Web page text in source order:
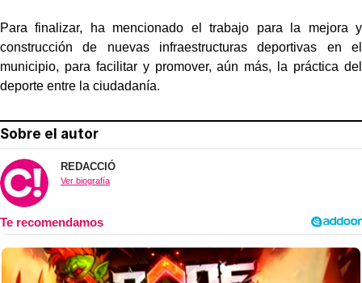
Para finalizar, ha mencionado el trabajo para la mejora y
construcción de nuevas infraestructuras deportivas en el
municipio, para facilitar y promover, aún más, la práctica del
deporte entre la ciudadanía.
Sobre el autor
REDACCIÓ
Ver biografía